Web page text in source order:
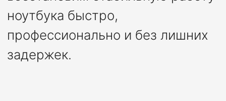
ноутбука быстро,
профессионально и без лишних
задержек.